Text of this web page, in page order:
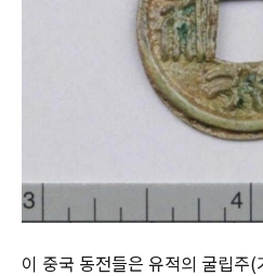
이 중국 동전들은 유적의 굴립주